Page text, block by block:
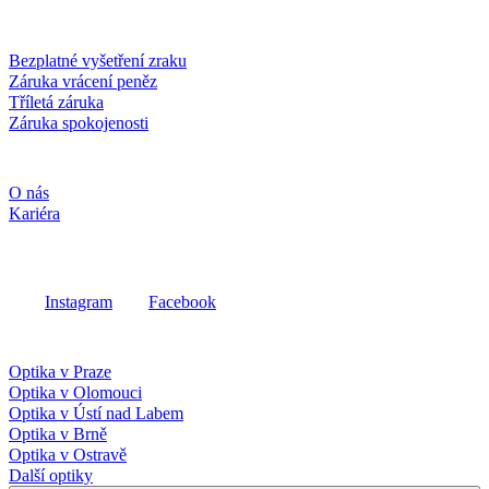
Bezplatné vyšetření zraku
Záruka vrácení peněz
Tříletá záruka
Záruka spokojenosti
O nás
Kariéra
Instagram Facebook
Optika v Praze
Optika v Olomouci
Optika v Ústí nad Labem
Optika v Brně
Optika v Ostravě
Další optiky